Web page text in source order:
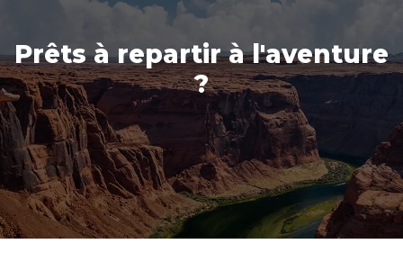
Prêts à repartir à l'aventure
?